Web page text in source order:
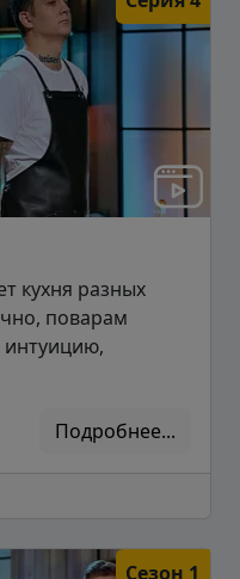
кухня разных
поварам
интуицию,
Подробнее...
Сезон 1